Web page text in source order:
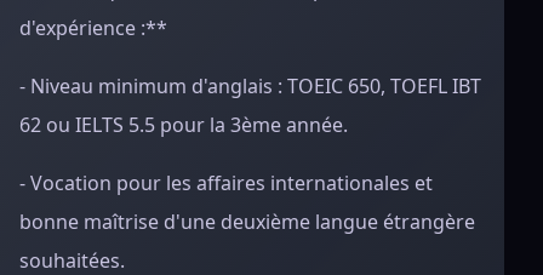
d'expérience :**
- Niveau minimum d'anglais : TOEIC 650, TOEFL IBT
62 ou IELTS 5.5 pour la 3ème année.
- Vocation pour les affaires internationales et
bonne maîtrise d'une deuxième langue étrangère
souhaitées.